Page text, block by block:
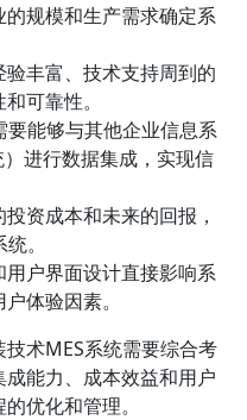
规模和生产需求确定系
丰富、技术支持周到的
可靠性。
要能够与其他企业信息系
进行数据集成，实现信
资成本和未来的回报，
。
户界面设计直接影响系
体验因素。
术MES系统需要综合考
能力、成本效益和用户
优化和管理。